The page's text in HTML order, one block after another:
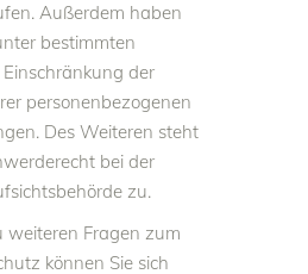
Außerdem haben
bestimmten
der
personenbezogenen
Des Weiteren steht
bei der
zu.
weiteren Fragen zum
können Sie sich